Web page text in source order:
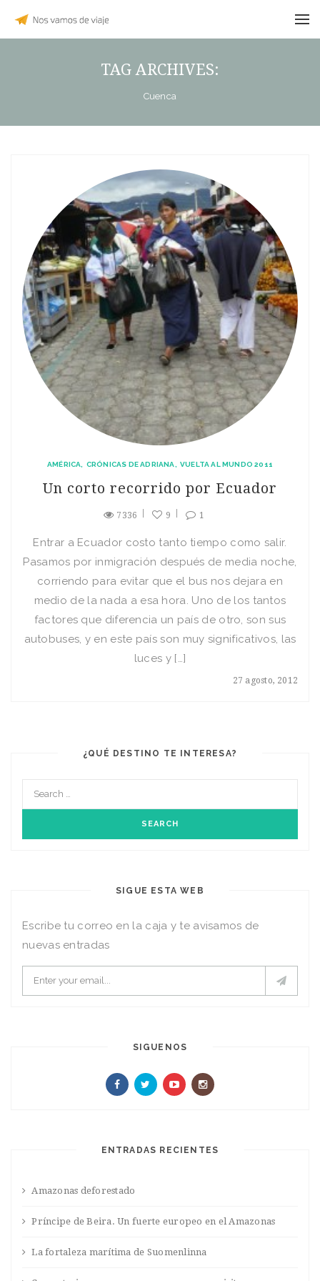
TAG ARCHIVES:
Cuenca
AMÉRICA CRÓNICAS DE ADRIANA VUELTA AL MUNDO 2011
Un corto recorrido por Ecuador
7336 9 1
27 agosto, 2012
Entrar a Ecuador costo tanto tiempo como salir.
Pasamos por inmigración después de media noche,
corriendo para evitar que el bus nos dejara en
medio de la nada a esa hora. Uno de los tantos
factores que diferencia un país de otro, son sus
autobuses, y en este país son muy significativos, las
luces y […]
¿QUÉ DESTINO TE INTERESA?
SIGUE ESTA WEB
Escribe tu correo en la caja y te avisamos de
nuevas entradas
SIGUENOS
ENTRADAS RECIENTES
Amazonas deforestado
Príncipe de Beira. Un fuerte europeo en el Amazonas
La fortaleza marítima de Suomenlinna